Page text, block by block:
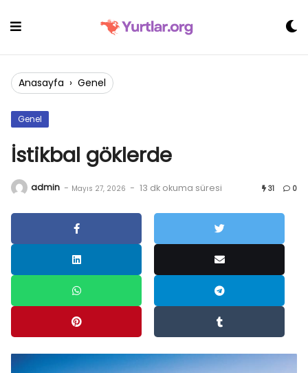
Anasayfa › Genel
Genel
İstikbal göklerde
admin - Mayıs 27, 2026 - 13 dk okuma süresi 31 0